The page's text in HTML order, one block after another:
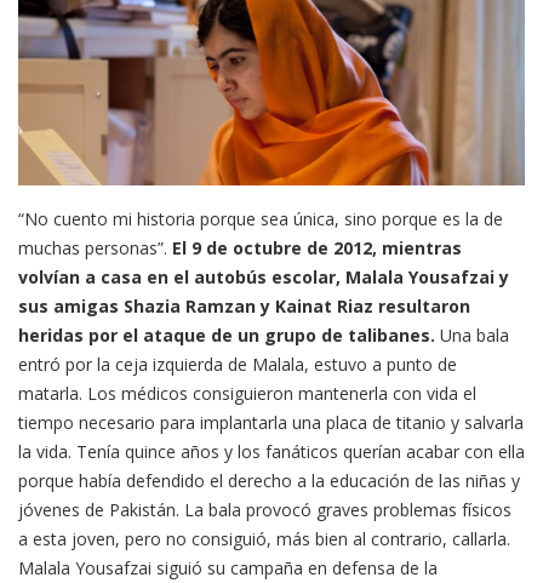
“No cuento mi historia porque sea única, sino porque es la de
muchas personas”. El 9 de octubre de 2012, mientras
volvían a casa en el autobús escolar, Malala Yousafzai y
sus amigas Shazia Ramzan y Kainat Riaz resultaron
heridas por el ataque de un grupo de talibanes. Una bala
entró por la ceja izquierda de Malala, estuvo a punto de
matarla. Los médicos consiguieron mantenerla con vida el
tiempo necesario para implantarla una placa de titanio y salvarla
la vida. Tenía quince años y los fanáticos querían acabar con ella
porque había defendido el derecho a la educación de las niñas y
jóvenes de Pakistán. La bala provocó graves problemas físicos
a esta joven, pero no consiguió, más bien al contrario, callarla.
Malala Yousafzai siguió su campaña en defensa de la